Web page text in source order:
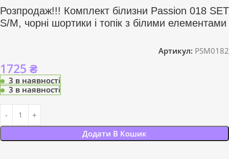
Розпродаж!!! Комплект білизни Passion 018 SET
S/M, чорні шортики і топік з білими елементами
Артикул: PSM0182
1725 ₴
3 в наявності
3 в наявності
Додати В Кошик